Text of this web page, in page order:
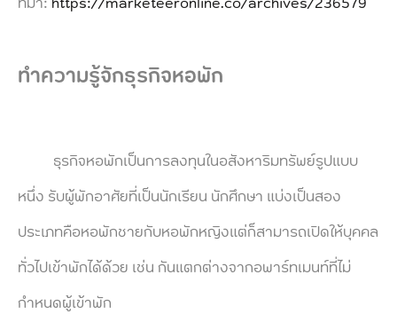
ทำความรู้จักธุรกิจหอพัก
ธุรกิจหอพักเป็นการลงทุนในอสังหาริมทรัพย์รูปแบบ
หนึ่ง รับผู้พักอาศัยที่เป็นนักเรียน นักศึกษา แบ่งเป็นสอง
ประเภทคือหอพักชายกับหอพักหญิงแต่ก็สามารถเปิดให้บุคคล
ทั่วไปเข้าพักได้ด้วย เช่น กันแตกต่างจากอพาร์ทเมนท์ที่ไม่
กำหนดผู้เข้าพัก